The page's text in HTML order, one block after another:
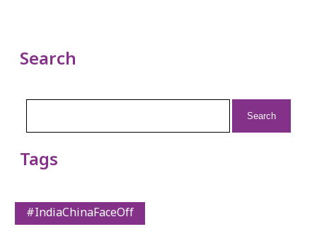
Search
Tags
#IndiaChinaFaceOff